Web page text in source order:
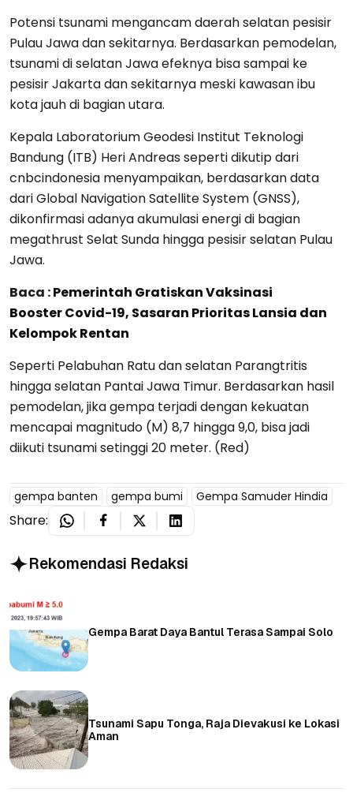
Potensi tsunami mengancam daerah selatan pesisir
Pulau Jawa dan sekitarnya. Berdasarkan pemodelan,
tsunami di selatan Jawa efeknya bisa sampai ke
pesisir Jakarta dan sekitarnya meski kawasan ibu
kota jauh di bagian utara.
Kepala Laboratorium Geodesi Institut Teknologi
Bandung (ITB) Heri Andreas seperti dikutip dari
cnbcindonesia menyampaikan, berdasarkan data
dari Global Navigation Satellite System (GNSS),
dikonfirmasi adanya akumulasi energi di bagian
megathrust Selat Sunda hingga pesisir selatan Pulau
Jawa.
Baca :Pemerintah Gratiskan Vaksinasi
Booster Covid-19, Sasaran Prioritas Lansia dan
Kelompok Rentan
Seperti Pelabuhan Ratu dan selatan Parangtritis
hingga selatan Pantai Jawa Timur. Berdasarkan hasil
pemodelan, jika gempa terjadi dengan kekuatan
mencapai magnitudo (M) 8,7 hingga 9,0, bisa jadi
diikuti tsunami setinggi 20 meter. (Red)
gempa banten gempa bumi Gempa Samuder Hindia
Share:
Rekomendasi Redaksi
Gempa Barat Daya Bantul Terasa Sampai Solo
Tsunami Sapu Tonga, Raja Dievakusi ke Lokasi
Aman